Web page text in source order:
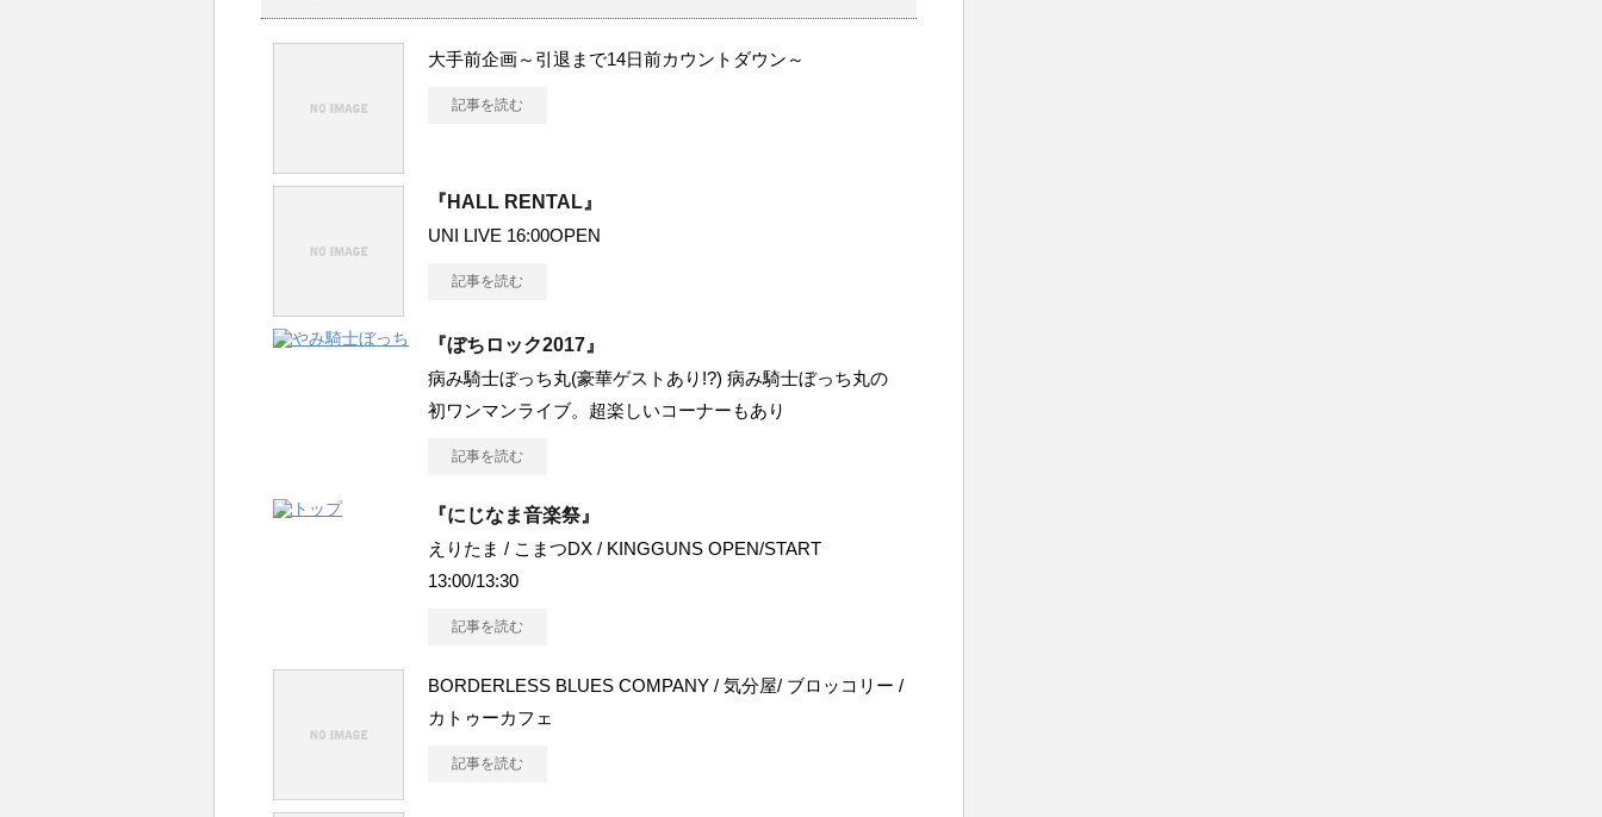
大手前企画～引退まで14日前カウントダウン～
記事を読む
『HALL RENTAL』
UNI LIVE 16:00OPEN
記事を読む
『ぼちロック2017』
病み騎士ぼっち丸(豪華ゲストあり!?) 病み騎士ぼっち丸の
初ワンマンライブ。超楽しいコーナーもあり
記事を読む
『にじなま音楽祭』
えりたま / こまつDX / KINGGUNS OPEN/START
13:00/13:30
記事を読む
BORDERLESS BLUES COMPANY / 気分屋/ ブロッコリー /
カトゥーカフェ
記事を読む